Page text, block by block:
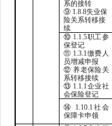
系的接转
⑨ 1.8.8失业保
险关系转移接
续
⑩ 1.1.5职工参
保登记
⑪ 1.3.1缴费人
员增减申报
⑫ 养老保险关
系转移接续
⑬ 1.1.1企业社
会保险登记
⑭ 1.10.1社会
保障卡申领